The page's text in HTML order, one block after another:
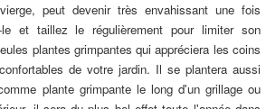
peut devenir très envahissant une fois
le et taillez le régulièrement pour limiter son
plantes grimpantes qui appréciera les coins
de votre jardin. Il se plantera aussi
plante grimpante le long d'un grillage ou